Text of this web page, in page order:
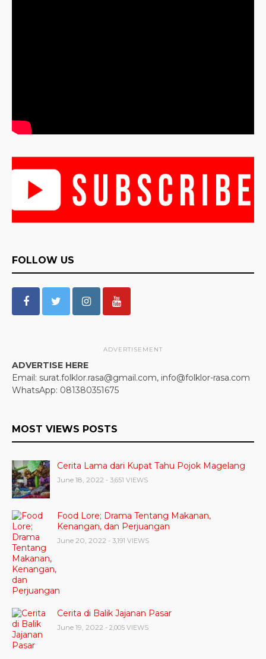
FOLLOW US
ADVERTISEMENT
ADVERTISE HERE
Email: surat.folklor.rasa@gmail.com, info@folklor-rasa.com
WhatsApp: 081380351675
MOST VIEWS POSTS
Cerita Lama dari Kupat Tahu Pojok Magelang
June 18, 2022 - 3,651 VIEWS
Food Lore; Drama Tentang Makanan,
Kenangan, dan Perjuangan
June 20, 2022 - 3,191 VIEWS
Cerita di Balik Jajanan Pasar
June 19, 2022 - 2,005 VIEWS